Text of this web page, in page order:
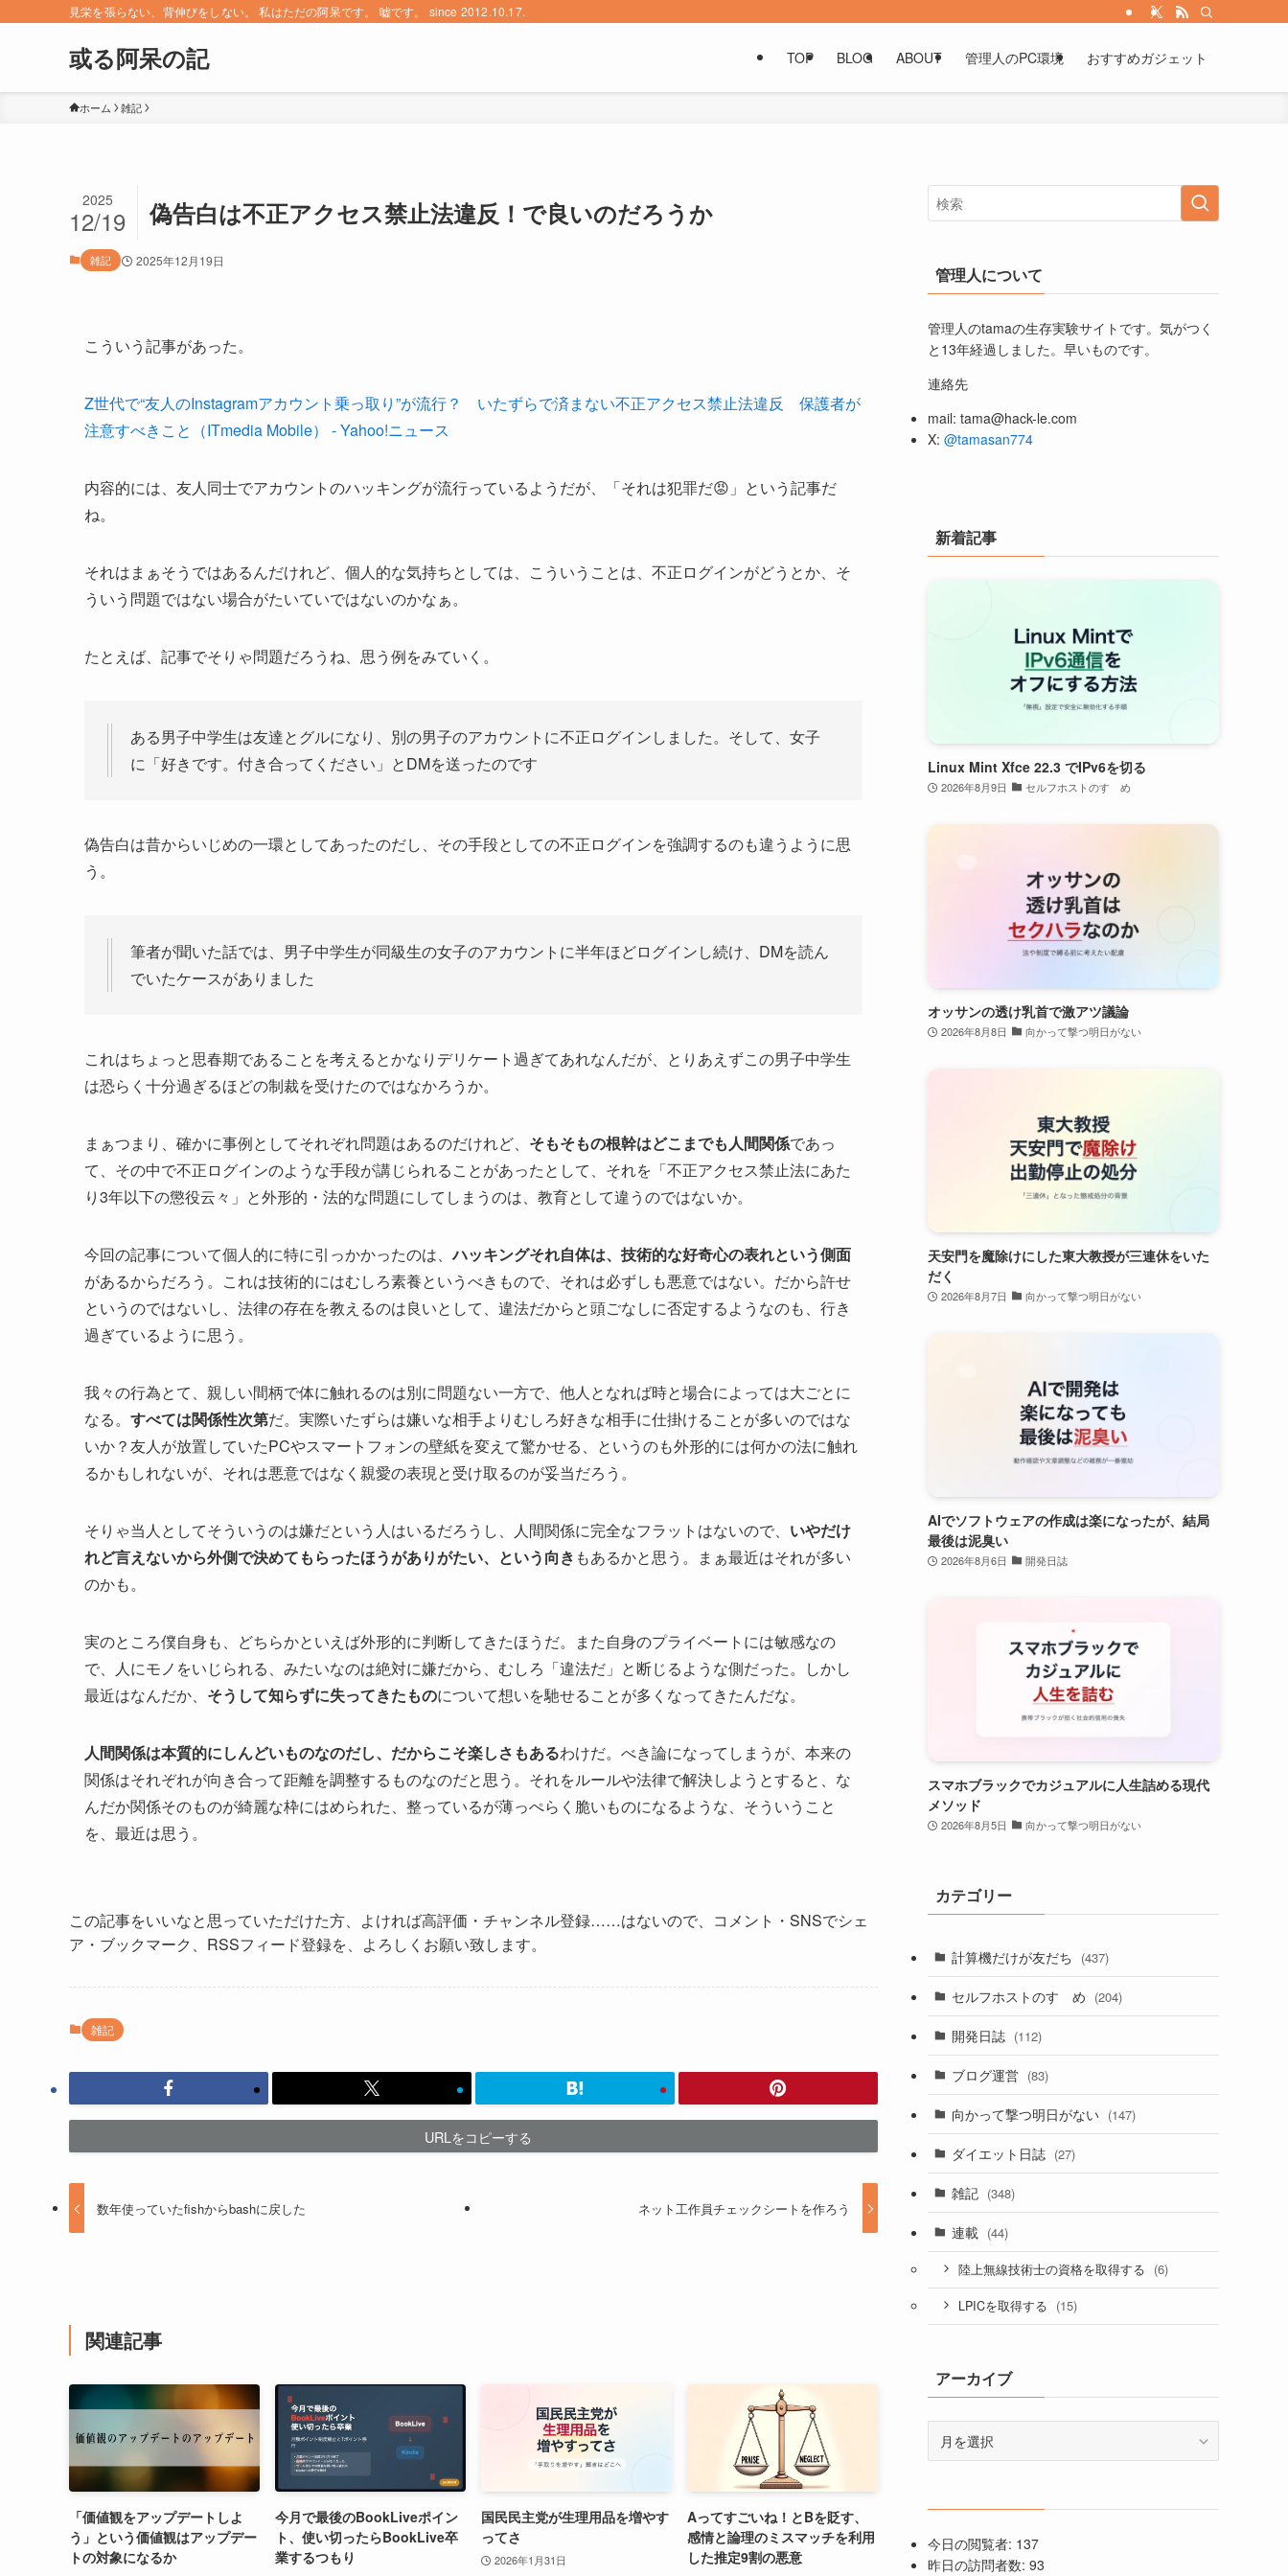
見栄を張らない、背伸びをしない。 私はただの阿呆です。 嘘です。 since 2012.10.17.
或る阿呆の記 TOP BLOG ABOUT 管理人のPC環境 おすすめガジェット
ホーム 雑記
偽告白は不正アクセス禁止法違反！で良いのだろうか
2025
12/19
雑記 2025年12月19日
こういう記事があった。
Z世代で“友人のInstagramアカウント乗っ取り”が流行？ いたずらで済まない不正アクセス禁止法違反 保護者が
注意すべきこと（ITmedia Mobile） - Yahoo!ニュース
内容的には、友人同士でアカウントのハッキングが流行っているようだが、「それは犯罪だ😡」という記事だ
ね。
それはまぁそうではあるんだけれど、個人的な気持ちとしては、こういうことは、不正ログインがどうとか、そ
ういう問題ではない場合がたいていではないのかなぁ。
たとえば、記事でそりゃ問題だろうね、思う例をみていく。
ある男子中学生は友達とグルになり、別の男子のアカウントに不正ログインしました。そして、女子
に「好きです。付き合ってください」とDMを送ったのです
偽告白は昔からいじめの一環としてあったのだし、その手段としての不正ログインを強調するのも違うように思
う。
筆者が聞いた話では、男子中学生が同級生の女子のアカウントに半年ほどログインし続け、DMを読ん
でいたケースがありました
これはちょっと思春期であることを考えるとかなりデリケート過ぎてあれなんだが、とりあえずこの男子中学生
は恐らく十分過ぎるほどの制裁を受けたのではなかろうか。
まぁつまり、確かに事例としてそれぞれ問題はあるのだけれど、 そもそもの根幹はどこまでも人間関係であっ
て、その中で不正ログインのような手段が講じられることがあったとして、それを「不正アクセス禁止法にあた
り3年以下の懲役云々」と外形的・法的な問題にしてしまうのは、教育として違うのではないか。
今回の記事について個人的に特に引っかかったのは、ハッキングそれ自体は、技術的な好奇心の表れという側面
があるからだろう。これは技術的にはむしろ素養というべきもので、それは必ずしも悪意ではない。だから許せ
というのではないし、法律の存在を教えるのは良いとして、違法だからと頭ごなしに否定するようなのも、行き
過ぎているように思う。
我々の行為とて、親しい間柄で体に触れるのは別に問題ない一方で、他人となれば時と場合によっては大ごとに
なる。 すべては関係性次第だ。実際いたずらは嫌いな相手よりむしろ好きな相手に仕掛けることが多いのではな
いか？友人が放置していたPCやスマートフォンの壁紙を変えて驚かせる、というのも外形的には何かの法に触れ
るかもしれないが、それは悪意ではなく親愛の表現と受け取るのが妥当だろう。
そりゃ当人としてそういうのは嫌だという人はいるだろうし、人間関係に完全なフラットはないので、 いやだけ
れど言えないから外側で決めてもらったほうがありがたい、という向き もあるかと思う。まぁ最近はそれが多い
のかも。
実のところ僕自身も、どちらかといえば外形的に判断してきたほうだ。また自身のプライベートには敏感なの
で、人にモノをいじられる、みたいなのは絶対に嫌だから、むしろ「違法だ」と断じるような側だった。しかし
最近はなんだか、 そうして知らずに失ってきたものについて想いを馳せることが多くなってきたんだな。
人間関係は本質的にしんどいものなのだし、だからこそ楽しさもあるわけだ。べき論になってしまうが、本来の
関係はそれぞれが向き合って距離を調整するものなのだと思う。それをルールや法律で解決しようとすると、な
んだか関係そのものが綺麗な枠にはめられた、整っているが薄っぺらく脆いものになるような、そういうこと
を、最近は思う。
この記事をいいなと思っていただけた方、よければ高評価・チャンネル登録……はないので、コメント・SNSでシェ
ア・ブックマーク、RSSフィード登録を、よろしくお願い致します。
雑記
URLをコピーする
数年使っていたfishからbashに戻した ネット工作員チェックシートを作ろう
関連記事
「価値観をアップデートしよ
う」という価値観はアップデー
トの対象になるか
今月で最後のBookLiveポイン
ト、使い切ったらBookLive卒
業するつもり
国民民主党が生理用品を増やす
ってさ
2026年1月31日
Aってすごいね！とBを貶す、
感情と論理のミスマッチを利用
した推定9割の悪意
管理人について
管理人のtamaの生存実験サイトです。気がつく
と13年経過しました。早いものです。
連絡先
mail: tama@hack-le.com
X: @tamasan774
新着記事
Linux Mint Xfce 22.3 でIPv6を切る
2026年8月9日 セルフホストのすゝめ
オッサンの透け乳首で激アツ議論
2026年8月8日 向かって撃つ明日がない
天安門を魔除けにした東大教授が三連休をいた
だく
2026年8月7日 向かって撃つ明日がない
AIでソフトウェアの作成は楽になったが、結局
最後は泥臭い
2026年8月6日 開発日誌
スマホブラックでカジュアルに人生詰める現代
メソッド
2026年8月5日 向かって撃つ明日がない
カテゴリー
計算機だけが友だち (437)
セルフホストのすゝめ (204)
開発日誌 (112)
ブログ運営 (83)
向かって撃つ明日がない (147)
ダイエット日誌 (27)
雑記 (348)
連載 (44)
陸上無線技術士の資格を取得する (6)
LPICを取得する (15)
アーカイブ
ブ
今日の閲覧者: 137
昨日の訪問者数: 93